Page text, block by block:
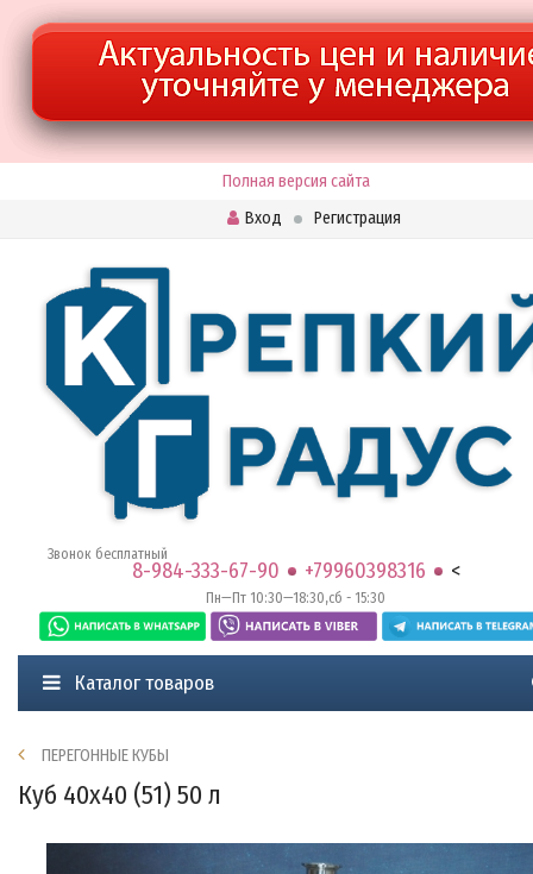
Полная версия сайта
Вход
Регистрация
8-984-333-67-90 +79960398316 <
Звонок бесплатный
Пн—Пт 10:30—18:30,сб - 15:30
Каталог товаров
ПЕРЕГОННЫЕ КУБЫ
Куб 40х40 (51) 50 л